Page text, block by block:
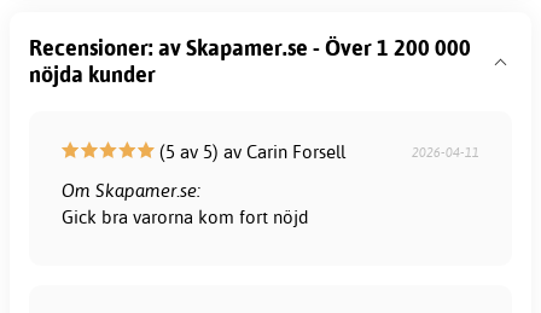
Recensioner: av Skapamer.se - Över 1 200 000
nöjda kunder
(5 av 5) av Carin Forsell 2026-04-11
Om Skapamer.se:
Gick bra varorna kom fort nöjd